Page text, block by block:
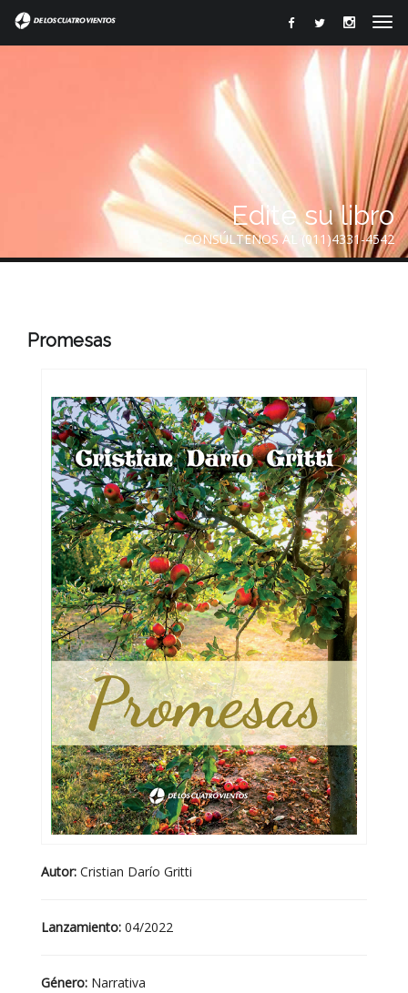
mentos para generar recuerdos”">
Edite su libro
CONSÚLTENOS AL (011)4331-4542
Promesas
Autor: Cristian Darío Gritti
Lanzamiento: 04/2022
Género: Narrativa